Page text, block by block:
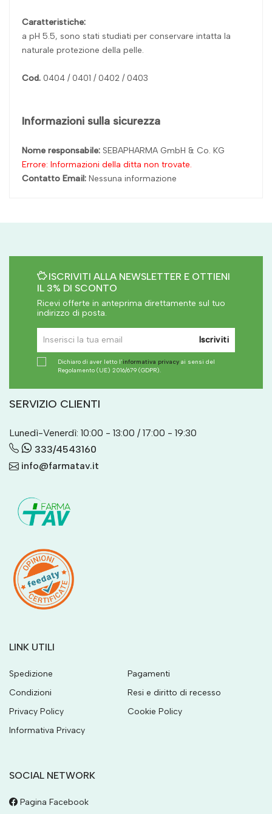
Caratteristiche:
a pH 5.5, sono stati studiati per conservare intatta la
naturale protezione della pelle.
Cod. 0404 / 0401 / 0402 / 0403
Informazioni sulla sicurezza
Nome responsabile: SEBAPHARMA GmbH & Co. KG
Errore: Informazioni della ditta non trovate.
Contatto Email: Nessuna informazione
ISCRIVITI ALLA NEWSLETTER E OTTIENI
IL 3% DI SCONTO
Ricevi offerte in anteprima direttamente sul tuo
indirizzo di posta.
Iscriviti
Dichiaro di aver letto l'informativa privacy ai sensi del
Regolamento (UE) 2016/679 (GDPR).
SERVIZIO CLIENTI
Lunedì-Venerdì: 10:00 - 13:00 / 17:00 - 19:30
333/4543160
info@farmatav.it
LINK UTILI
Spedizione
Pagamenti
Condizioni
Resi e diritto di recesso
Privacy Policy
Cookie Policy
Informativa Privacy
SOCIAL NETWORK
Pagina Facebook